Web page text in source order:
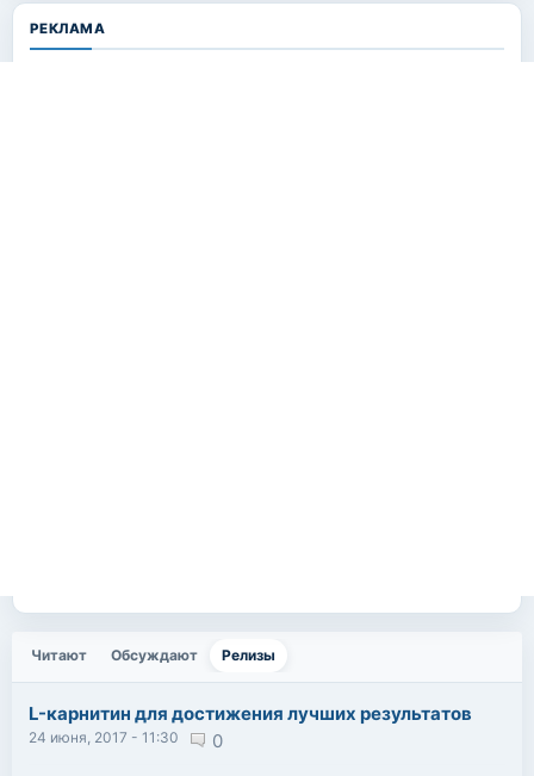
РЕКЛАМА
Читают Обсуждают Релизы
(активная вкладка)
L-карнитин для достижения лучших результатов
24 июня, 2017 - 11:30 0